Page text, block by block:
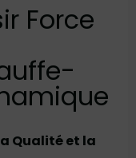
Force
Qualité et la